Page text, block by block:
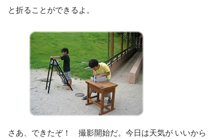
と折ることができるよ。
さあ、できたぞ！ 撮影開始だ。今日は天気が いいから